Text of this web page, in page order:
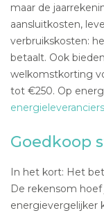
maar de
aansluitkosten,
verbruikskosten:
betaalt. Ook
welkomstkorting
tot €250. Op
Goedkoop
In het kort: Het
De rekensom
energievergelijker